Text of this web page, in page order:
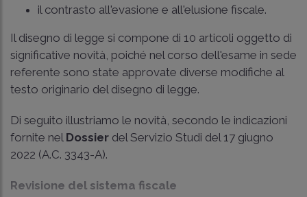
il contrasto all'evasione e all'elusione fiscale.
Il disegno di legge si compone di 10 articoli oggetto di
significative novità, poiché nel corso dell'esame in sede
referente sono state approvate diverse modifiche al
testo originario del disegno di legge.
Di seguito illustriamo le novità, secondo le indicazioni
fornite nel Dossier del Servizio Studi del 17 giugno
2022 (A.C. 3343-A).
Revisione del sistema fiscale